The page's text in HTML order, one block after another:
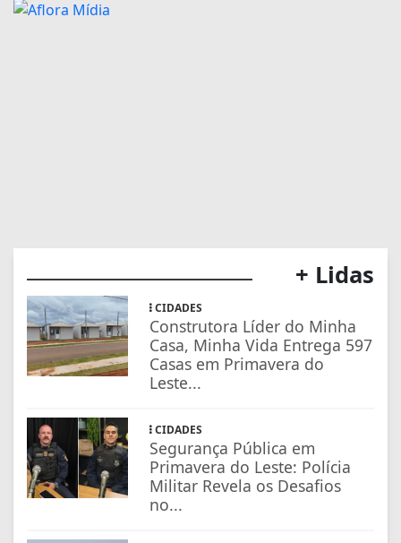
+ Lidas
CIDADES
Construtora Líder do Minha
Casa, Minha Vida Entrega 597
Casas em Primavera do
Leste...
CIDADES
Segurança Pública em
Primavera do Leste: Polícia
Militar Revela os Desafios
no...